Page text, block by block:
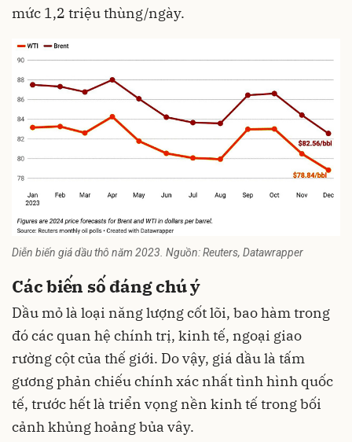
mức 1,2 triệu thùng/ngày.
Diễn biến giá dầu thô năm 2023. Nguồn: Reuters, Datawrapper
Các biến số đáng chú ý
Dầu mỏ là loại năng lượng cốt lõi, bao hàm trong
đó các quan hệ chính trị, kinh tế, ngoại giao
rường cột của thế giới. Do vậy, giá dầu là tấm
gương phản chiếu chính xác nhất tình hình quốc
tế, trước hết là triển vọng nền kinh tế trong bối
cảnh khủng hoảng bủa vây.